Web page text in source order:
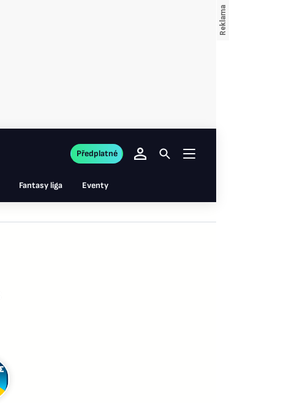
Fantasy liga Eventy
Předplatné